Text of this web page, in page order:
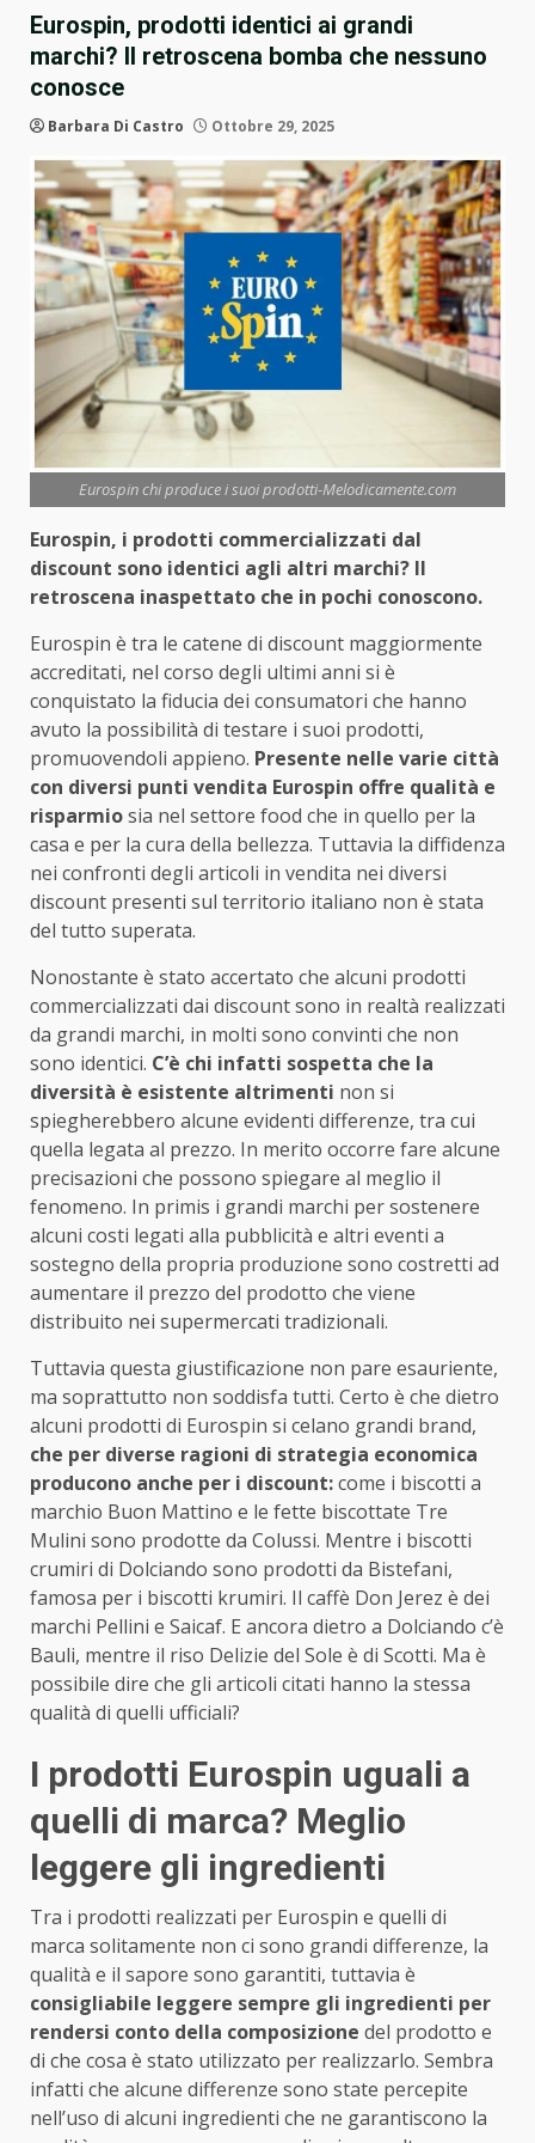
Eurospin, prodotti identici ai grandi
marchi? Il retroscena bomba che nessuno
conosce
Barbara Di Castro Ottobre 29, 2025
Eurospin chi produce i suoi prodotti-Melodicamente.com
Eurospin, i prodotti commercializzati dal
discount sono identici agli altri marchi? Il
retroscena inaspettato che in pochi conoscono.
Eurospin è tra le catene di discount maggiormente
accreditati, nel corso degli ultimi anni si è
conquistato la fiducia dei consumatori che hanno
avuto la possibilità di testare i suoi prodotti,
promuovendoli appieno. Presente nelle varie città
con diversi punti vendita Eurospin offre qualità e
risparmiosia nel settore food che in quello per la
casa e per la cura della bellezza. Tuttavia la diffidenza
nei confronti degli articoli in vendita nei diversi
discount presenti sul territorio italiano non è stata
del tutto superata.
Nonostante è stato accertato che alcuni prodotti
commercializzati dai discount sono in realtà realizzati
da grandi marchi, in molti sono convinti che non
sono identici. C’è chi infatti sospetta che la
diversità è esistente altrimenti non si
spiegherebbero alcune evidenti differenze, tra cui
quella legata al prezzo. In merito occorre fare alcune
precisazioni che possono spiegare al meglio il
fenomeno. In primis i grandi marchi per sostenere
alcuni costi legati alla pubblicità e altri eventi a
sostegno della propria produzione sono costretti ad
aumentare il prezzo del prodotto che viene
distribuito nei supermercati tradizionali.
Tuttavia questa giustificazione non pare esauriente,
ma soprattutto non soddisfa tutti. Certo è che dietro
alcuni prodotti di Eurospin si celano grandi brand,
che per diverse ragioni di strategia economica
producono anche per i discount:come i biscotti a
marchio Buon Mattino e le fette biscottate Tre
Mulini sono prodotte da Colussi. Mentre i biscotti
crumiri di Dolciando sono prodotti da Bistefani,
famosa per i biscotti krumiri. Il caffè Don Jerez è dei
marchi Pellini e Saicaf. E ancora dietro a Dolciando c’è
Bauli, mentre il riso Delizie del Sole è di Scotti. Ma è
possibile dire che gli articoli citati hanno la stessa
qualità di quelli ufficiali?
I prodotti Eurospin uguali a
quelli di marca? Meglio
leggere gli ingredienti
Tra i prodotti realizzati per Eurospin e quelli di
marca solitamente non ci sono grandi differenze, la
qualità e il sapore sono garantiti, tuttavia è
consigliabile leggere sempre gli ingredienti per
rendersi conto della composizione del prodotto e
di che cosa è stato utilizzato per realizzarlo. Sembra
infatti che alcune differenze sono state percepite
nell’uso di alcuni ingredienti che ne garantiscono la